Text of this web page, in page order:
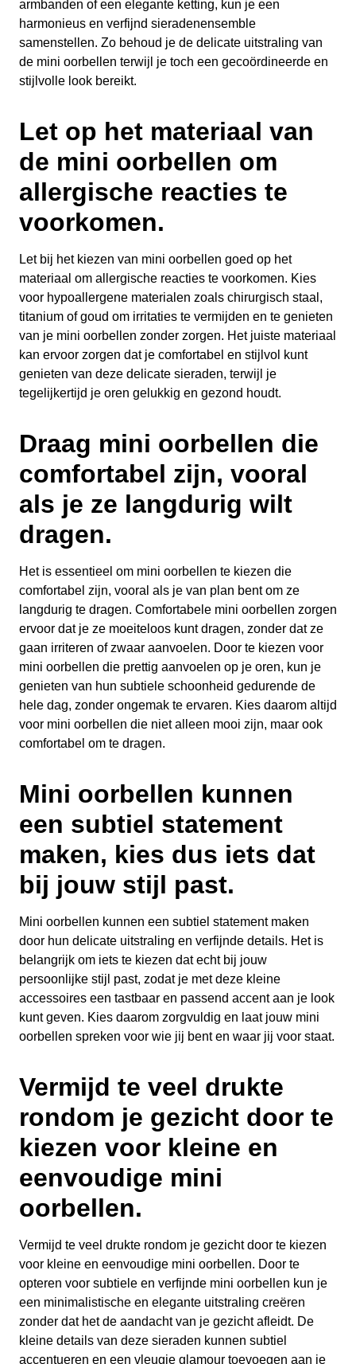
armbanden of een elegante ketting, kun je een
harmonieus en verfijnd sieradenensemble
samenstellen. Zo behoud je de delicate uitstraling van
de mini oorbellen terwijl je toch een gecoördineerde en
stijlvolle look bereikt.
Let op het materiaal van
de mini oorbellen om
allergische reacties te
voorkomen.
Let bij het kiezen van mini oorbellen goed op het
materiaal om allergische reacties te voorkomen. Kies
voor hypoallergene materialen zoals chirurgisch staal,
titanium of goud om irritaties te vermijden en te genieten
van je mini oorbellen zonder zorgen. Het juiste materiaal
kan ervoor zorgen dat je comfortabel en stijlvol kunt
genieten van deze delicate sieraden, terwijl je
tegelijkertijd je oren gelukkig en gezond houdt.
Draag mini oorbellen die
comfortabel zijn, vooral
als je ze langdurig wilt
dragen.
Het is essentieel om mini oorbellen te kiezen die
comfortabel zijn, vooral als je van plan bent om ze
langdurig te dragen. Comfortabele mini oorbellen zorgen
ervoor dat je ze moeiteloos kunt dragen, zonder dat ze
gaan irriteren of zwaar aanvoelen. Door te kiezen voor
mini oorbellen die prettig aanvoelen op je oren, kun je
genieten van hun subtiele schoonheid gedurende de
hele dag, zonder ongemak te ervaren. Kies daarom altijd
voor mini oorbellen die niet alleen mooi zijn, maar ook
comfortabel om te dragen.
Mini oorbellen kunnen
een subtiel statement
maken, kies dus iets dat
bij jouw stijl past.
Mini oorbellen kunnen een subtiel statement maken
door hun delicate uitstraling en verfijnde details. Het is
belangrijk om iets te kiezen dat echt bij jouw
persoonlijke stijl past, zodat je met deze kleine
accessoires een tastbaar en passend accent aan je look
kunt geven. Kies daarom zorgvuldig en laat jouw mini
oorbellen spreken voor wie jij bent en waar jij voor staat.
Vermijd te veel drukte
rondom je gezicht door te
kiezen voor kleine en
eenvoudige mini
oorbellen.
Vermijd te veel drukte rondom je gezicht door te kiezen
voor kleine en eenvoudige mini oorbellen. Door te
opteren voor subtiele en verfijnde mini oorbellen kun je
een minimalistische en elegante uitstraling creëren
zonder dat het de aandacht van je gezicht afleidt. De
kleine details van deze sieraden kunnen subtiel
accentueren en een vleugje glamour toevoegen aan je